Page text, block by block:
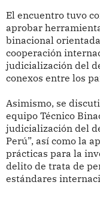
El encuentro tuvo
aprobar
binacional
cooperación
judicialización del
conexos entre los
Asimismo, se
equipo Técnico
judicialización del
Perú”, así como la
prácticas para la
delito de trata de
estándares